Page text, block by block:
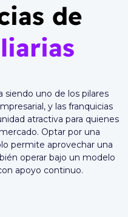
de
siendo uno de los pilares
y las franquicias
atractiva para quienes
Optar por una
permite aprovechar una
operar bajo un modelo
apoyo continuo.